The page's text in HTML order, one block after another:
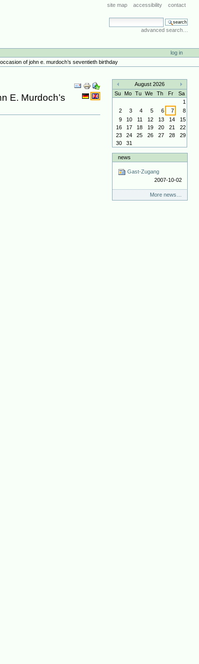
site map accessibility contact
search site
advanced search…
log in
of john e. murdoch’s seventieth birthday
Document
Actions
E. Murdoch’s
«
August 2026
»
Su Mo Tu We Th Fr
Sa
1
2
3 4 5 6 7
8
9
10 11 12 13 14
15
16
17 18 19 20 21
22
23
24 25 26 27 28
29
30
31
news
Gast-Zugang
2007-10-02
More news…